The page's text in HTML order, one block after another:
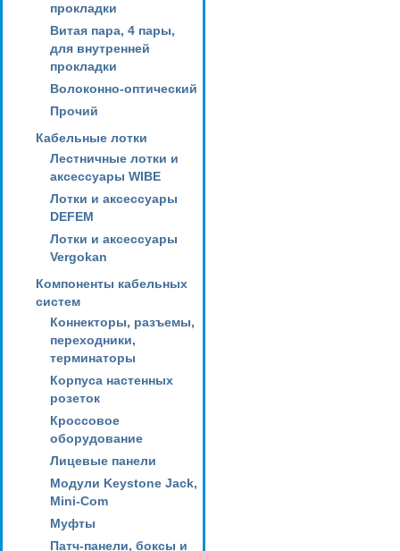
прокладки
Витая пара, 4 пары,
для внутренней
прокладки
Волоконно-оптический
Прочий
Кабельные лотки
Лестничные лотки и
аксессуары WIBE
Лотки и аксессуары
DEFEM
Лотки и аксессуары
Vergokan
Компоненты кабельных
систем
Коннекторы, разъемы,
переходники,
терминаторы
Корпуса настенных
розеток
Кроссовое
оборудование
Лицевые панели
Модули Keystone Jack,
Mini-Com
Муфты
Патч-панели, боксы и